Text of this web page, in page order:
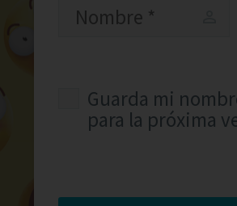
Guarda mi
para la próxima